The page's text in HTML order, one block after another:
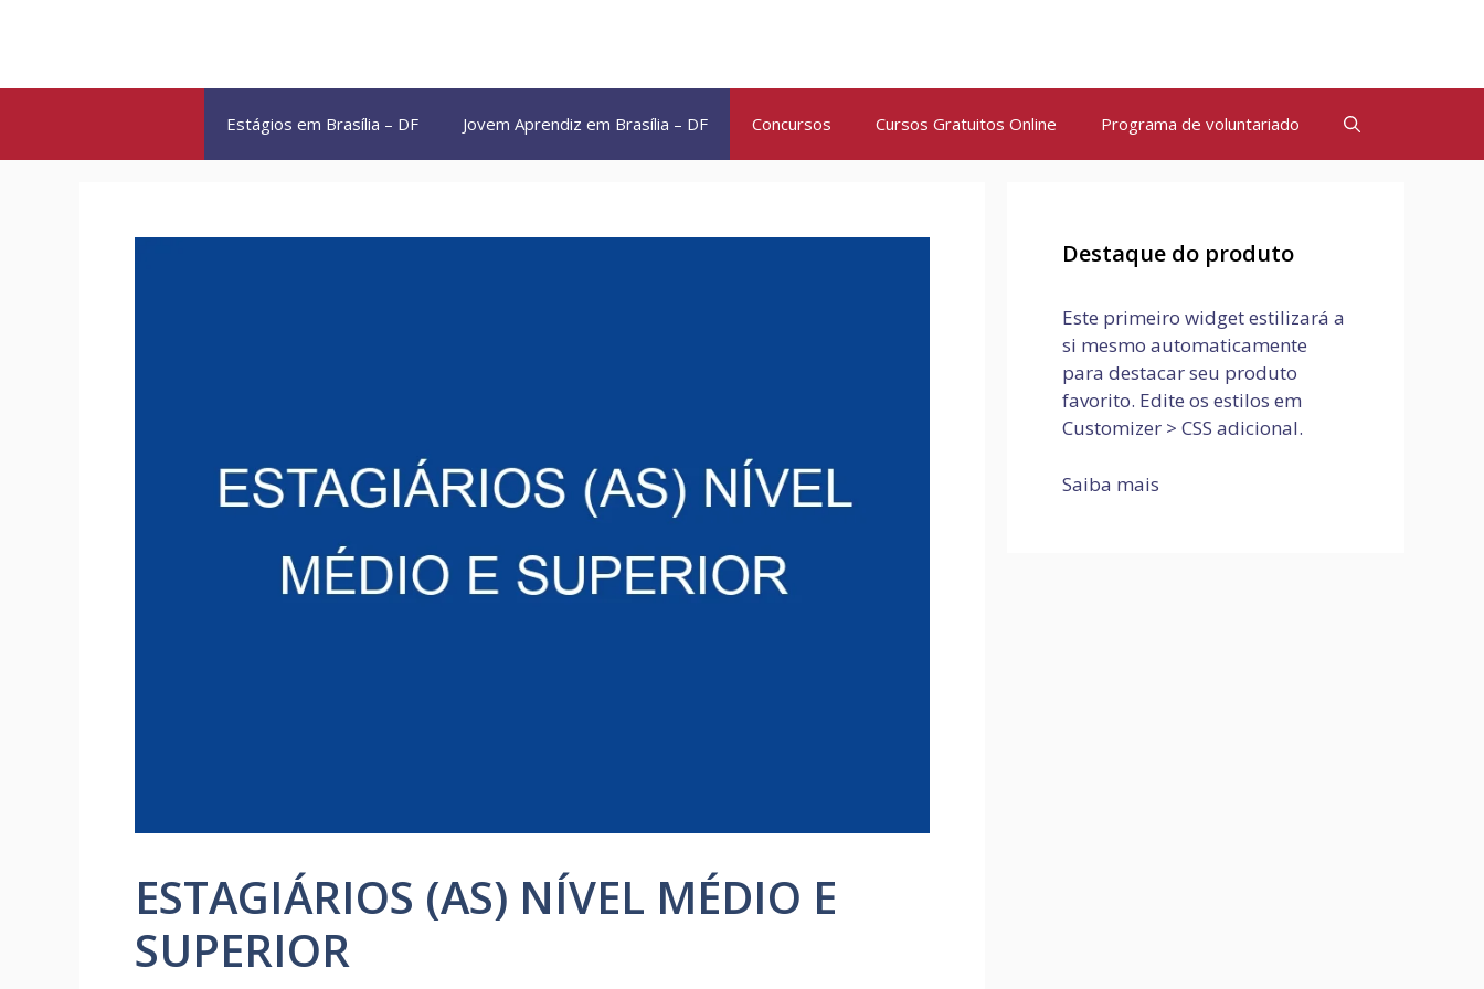
conteúdo
Estágios em Brasília – DF Jovem Aprendiz em Brasília – DF Concursos Cursos Gratuitos Online Programa de voluntariado
ESTAGIÁRIOS (AS) NÍVEL MÉDIO E
SUPERIOR
Destaque do produto
Este primeiro widget estilizará a
si mesmo automaticamente
para destacar seu produto
favorito. Edite os estilos em
Customizer > CSS adicional.
Saiba mais